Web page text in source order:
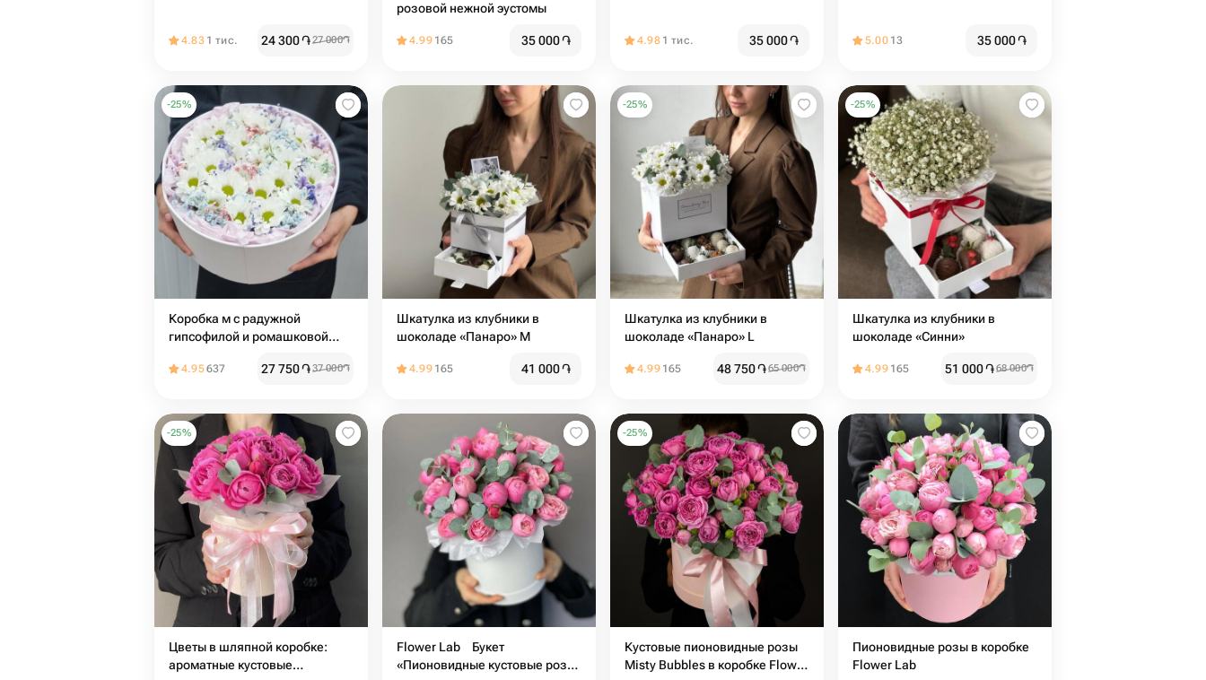
4.83 1 тис. 24 300֏27 000֏
розовой нежной эустомы
4.99 165 35 000֏ 4.98 1 тис. 35 000֏ 5.00 13 35 000֏
-25%
Коробка м с радужной
гипсофилой и ромашковой
4.95637 27 750֏37 000֏
Шкатулка из клубники в
шоколаде «Панаро» М
4.99 165 41 000֏
-25%
Шкатулка из клубники в
шоколаде «Панаро» L
4.99 165 48 750֏65 000֏
-25%
Шкатулка из клубники в
шоколаде «Синни»
4.99 165 51 000֏68 000֏
-25%
Цветы в шляпной коробке:
ароматные кустовые
Flower Lab Букет
«Пионовидные кустовые розы
-25%
Кустовые пионовидные розы
Misty Bubbles в коробке Flower
Пионовидные розы в коробке
Flower Lab